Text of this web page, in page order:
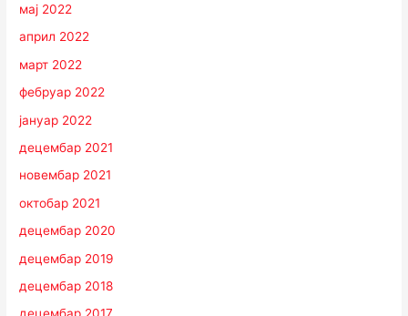
мај 2022
април 2022
март 2022
фебруар 2022
јануар 2022
децембар 2021
новембар 2021
октобар 2021
децембар 2020
децембар 2019
децембар 2018